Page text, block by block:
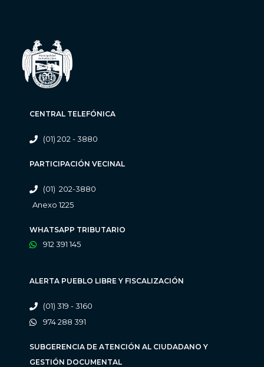
CENTRAL TELEFÓNICA
(01) 202 - 3880
PARTICIPACIÓN VECINAL
(01) 202-3880
Anexo 1225
WHATSAPP TRIBUTARIO
912 391 145
ALERTA PUEBLO LIBRE Y FISCALIZACIÓN
(01) 319 - 3160
974 288 391
SUBGERENCIA DE ATENCIÓN AL CIUDADANO Y
GESTIÓN DOCUMENTAL